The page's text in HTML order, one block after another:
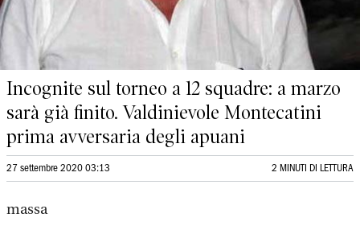
Incognite sul torneo a 12 squadre: a marzo
sarà già finito. Valdinievole Montecatini
prima avversaria degli apuani
27 settembre 2020 03:13 2 MINUTI DI LETTURA
massa